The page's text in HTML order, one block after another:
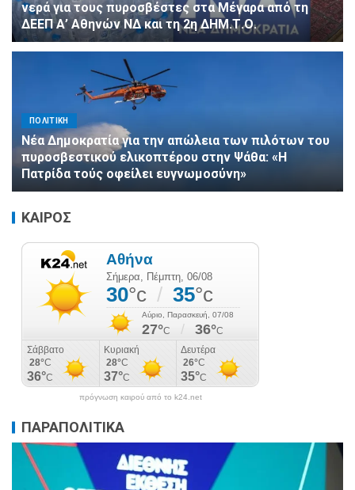
νερά για τους πυροσβέστες στα Μέγαρα από τη
ΔΕΕΠ Α’ Αθηνών ΝΔ και τη 2η ΔΗΜ.Τ.Ο.
ΠΟΛΙΤΙΚΗ
Νέα Δημοκρατία για την απώλεια των πιλότων του
πυροσβεστικού ελικοπτέρου στην Ψάθα: «Η
Πατρίδα τούς οφείλει ευγνωμοσύνη»
ΚΑΙΡΟΣ
πρόγνωση καιρού από το k24.net
ΠΑΡΑΠΟΛΙΤΙΚΑ